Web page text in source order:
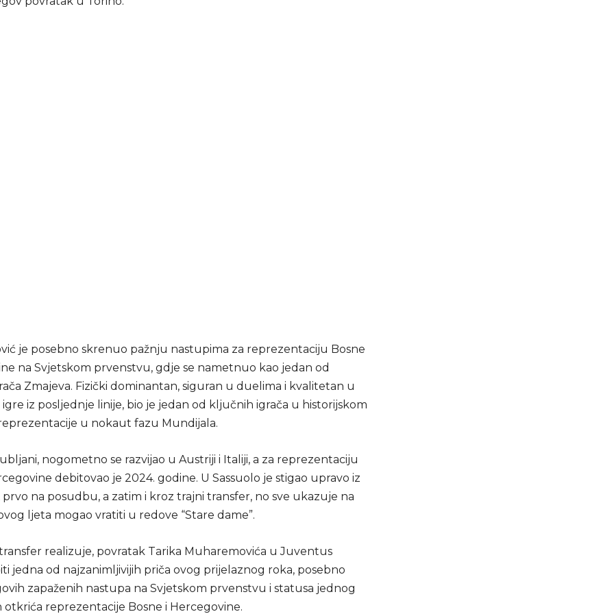
je posebno skrenuo pažnju nastupima za reprezentaciju Bosne
na Svjetskom prvenstvu, gdje se nametnuo kao jedan od
Zmajeva. Fizički dominantan, siguran u duelima i kvalitetan u
igre iz posljednje linije, bio je jedan od ključnih igrača u historijskom
u nokaut fazu Mundijala.
nogometno se razvijao u Austriji i Italiji, a za reprezentaciju
debitovao je 2024. godine. U Sassuolo je stigao upravo iz
na posudbu, a zatim i kroz trajni transfer, no sve ukazuje na
ljeta mogao vratiti u redove “Stare dame”.
realizuje, povratak Tarika Muharemovića u Juventus
jedna od najzanimljivijih priča ovog prijelaznog roka, posebno
zapaženih nastupa na Svjetskom prvenstvu i statusa jednog
otkrića reprezentacije Bosne i Hercegovine.